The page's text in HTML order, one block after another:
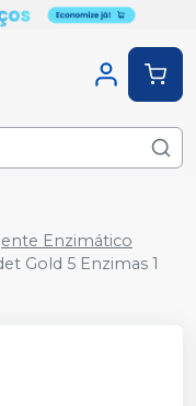
Enzimático
Gold 5 Enzimas 1